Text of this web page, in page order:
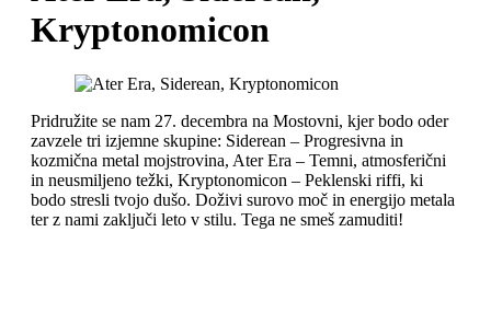
Kryptonomicon
Pridružite se nam 27. decembra na Mostovni, kjer bodo oder
zavzele tri izjemne skupine: Siderean – Progresivna in
kozmična metal mojstrovina, Ater Era – Temni, atmosferični
in neusmiljeno težki, Kryptonomicon – Peklenski riffi, ki
bodo stresli tvojo dušo. Doživi surovo moč in energijo metala
ter z nami zaključi leto v stilu. Tega ne smeš zamuditi!